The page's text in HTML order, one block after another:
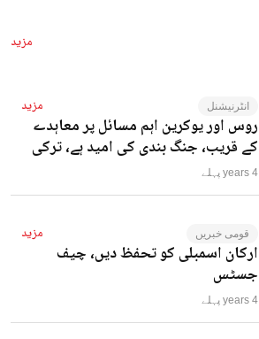
مزید
انٹرنیشنل مزید
روس اور یوکرین اہم مسائل پر معاہدے
کے قریب، جنگ بندی کی امید ہے، ترکی
4 years پہلے
قومی خبریں مزید
ارکان اسمبلی کو تحفظ دیں، چیف
جسٹس
4 years پہلے